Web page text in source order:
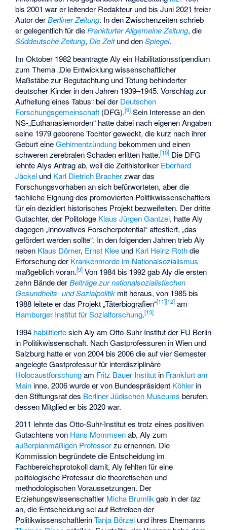
bis 2001 war er leitender Redakteur und bis Juni 2021 freier
Autor derBerliner Zeitung. In den Zwischenzeiten schrieb
er gelegentlich für dieFrankfurter Allgemeine Zeitung, die
Süddeutsche Zeitung,Die Zeitund denSpiegel.
Im Oktober 1982 beantragte Aly ein Habilitationsstipendium
zum Thema „Die Entwicklung wissenschaftlicher
Maßstäbe zur Begutachtung und Tötung behinderter
deutscher Kinder in den Jahren 1939–1945. Vorschlag zur
Aufhellung eines Tabus“ bei der Deutschen
Forschungsgemeinschaft (DFG).[9] Sein Interesse an den
NS-„Euthanasiemorden“ hatte dabei nach eigenen Angaben
seine 1979 geborene Tochter geweckt, die kurz nach ihrer
Geburt eineGehirnentzündungbekommen und einen
schweren zerebralen Schaden erlitten hatte.[10] Die DFG
lehnte Alys Antrag ab, weil die Zeithistoriker Eberhard
Jäckel und Karl Dietrich Bracherzwar das
Forschungsvorhaben an sich befürworteten, aber die
fachliche Eignung des promovierten Politikwissenschaftlers
für ein dezidiert historisches Projekt bezweifelten. Der dritte
Gutachter, der Politologe Klaus Jürgen Gantzel, hatte Aly
dagegen „innovatives Forscherpotential“ attestiert, „das
gefördert werden sollte“. In den folgenden Jahren trieb Aly
neben Klaus Dörner, Ernst Klee und Karl Heinz Rothdie
Erforschung der Krankenmorde im Nationalsozialismus
maßgeblich voran.[9] Von 1984 bis 1992 gab Aly die ersten
zehn Bände derBeiträge zur nationalsozialistischen
Gesundheits- und Sozialpolitik mit heraus, von 1985 bis
1988 leitete er das Projekt „Täterbiografien“[11][12] am
Hamburger Institut für Sozialforschung.[13]
1994 habilitiertesich Aly am Otto-Suhr-Institut der FU Berlin
in Politikwissenschaft. Nach Gastprofessuren in Wien und
Salzburg hatte er von 2004 bis 2006 die auf vier Semester
angelegte Gastprofessur für interdisziplinäre
Holocaustforschungam Fritz Bauer Institut in Frankfurt am
Main inne. 2006 wurde er von Bundespräsident Köhler in
den Stiftungsrat des Berliner Jüdischen Museums berufen,
dessen Mitglied er bis 2020 war.
2011 lehnte das Otto-Suhr-Institut es trotz eines positiven
Gutachtens von Hans Mommsenab, Aly zum
außerplanmäßigen Professorzu ernennen. Die
Kommission begründete die Entscheidung im
Fachbereichsprotokoll damit, Aly fehlten für eine
politologische Professur die theoretischen und
methodologischen Voraussetzungen. Der
Erziehungswissenschaftler Micha Brumlikgab in dertaz
an, die Entscheidung sei auf Betreiben der
PolitikwissenschaftlerinTanja Börzel und ihres Ehemanns